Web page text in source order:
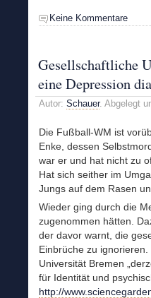
Keine Kommentare
Gesellschaftliche
eine Depression
Autor: Schauer. Abgelegt
Die Fußball-WM ist
Enke, dessen
war er und hat nicht zu
Hat sich seither im
Jungs auf dem Rasen
Wieder ging durch die
zugenommen hätten.
der davor warnt, die
Einbrüche zu
Universität Bremen
für Identität und
http://